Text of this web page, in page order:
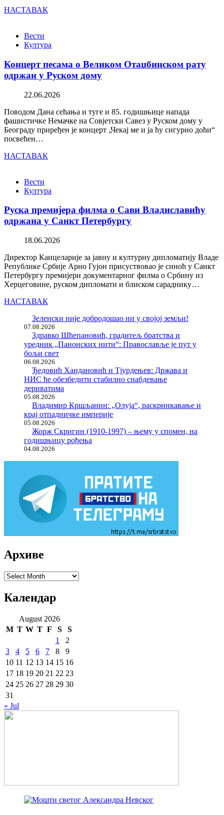
НАСТАВАК
Вести
Култура
Концерт песама о Великом Отаџбинском рату
одржан у Руском дому
22.06.2026
Поводом Дана сећања и туге и 85. годишњице напада
фашистичке Немачке на Совјетски Савез у Руском дому у
Београду приређен је концерт „Чекај ме и ја ћу сигурно доћи“
посвећен…
НАСТАВАК
Вести
Култура
Руска премијера филма о Сави Владиславићу
одржана у Санкт Петербургу
18.06.2026
Директор Канцеларије за јавну и културну дипломатију Владе
Републике Србије Арно Гујон присуствовао је синоћ у Санкт
Петербургу премијери документарног филма о Србину из
Херцеговине, руском дипломати и блиском сараднику…
НАСТАВАК
Зеленски није добродошао ни у својој земљи!
07.08.2026
Здравко Шћепановић, градитељ братства и
уредник „Панонских нити“: Православље је пут у
бољи свет
06.08.2026
Ђедовић Хандановић и Тјурдењев: Држава и
НИС ће обезбедити стабилно снабдевање
дериватима
05.08.2026
Владимир Кршљанин: „Олуја“, раскринкавање и
крај отпадничке империје
05.08.2026
Жорж Скригин (1910-1997) – њему у спомен, на
годишњицу рођења
04.08.2026
Архиве
Архиве
Календар
August 2026
M T W T F S
S
1
2
3
4 5 6 7 8
9
10 11 12 13 14 15 16
17 18 19 20 21 22 23
24 25 26 27 28 29 30
31
« Jul